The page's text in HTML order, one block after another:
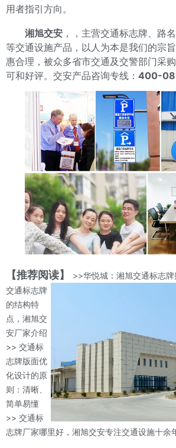
用者指引方向。
湘旭交安 ，，主营交通标志牌、路
等交通设施产品，以人为本是我们的宗
惠合理，被众多省市交通及交警部门采
可和好评。交安产品咨询专线： 400-
【推荐阅读】 >>华悦城：湘旭交通标志
交通标志牌
的结构特
点，湘旭交
安厂家介绍
>> 交通标
志牌版面优
化设计的原
则：清晰、
简单易懂
>> 交通标
志牌厂家哪里好，湘旭交安专注交通设施十余